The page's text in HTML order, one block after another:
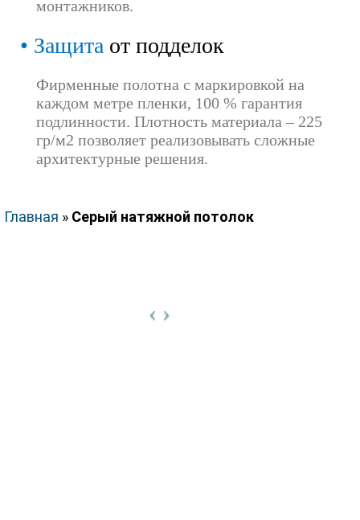
монтажников.
Защита от подделок
Фирменные полотна с маркировкой на
каждом метре пленки, 100 % гарантия
подлинности. Плотность материала – 225
гр/м2 позволяет реализовывать сложные
архитектурные решения.
Главная » Серый натяжной потолок